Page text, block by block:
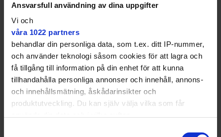
Ansvarsfull användning av dina uppgifter
Vi och
våra 1022 partners
behandlar din personliga data, som t.ex. ditt IP-nummer,
och använder teknologi såsom cookies för att lagra och
få tillgång till information på din enhet för att kunna
tillhandahålla personliga annonser och innehåll, annons-
och innehållsmätning, åskådarinsikter och
produktutveckling. Du kan själv välja vilka som får
Skylten med uppmaningen "Följ oss på Instagram" vittnar om att
tömningen av Stinsen gick fort när den väl hade påbörjats.
Tomas Stark
2016 såldes Stinsen till Magnolia Bostad AB som